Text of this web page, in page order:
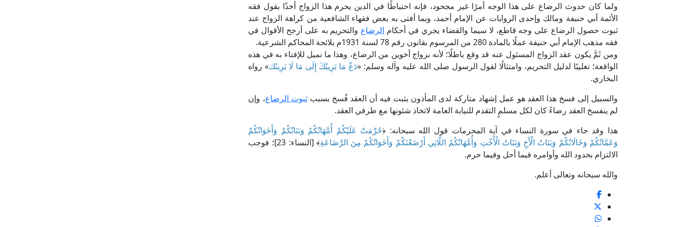
ولما كان حدوث الرضاع على هذا الوجه أمرًا غير مجحود، فإنه احتياطًا في الدين يحرم هذا الزواج أخذًا بقول فقه
الأئمة أبي حنيفة ومالك وإحدى الروايات عن الإمام أحمد، وبما أفتى به بعض فقهاء الشافعية من كراهة الزواج عند
ثبوت حصول الرضاع على وجه قاطع، لا سيما والقضاء يجري في أحكام الرضاع والتحريم به على أرجح الأقوال في
فقه مذهب الإمام أبي حنيفة عملًا بالمادة 280 من المرسوم بقانون رقم 78 لسنة 1931م بلائحة المحاكم الشرعية.
ومن ثَمَّ يكون عقد الزواج المسئول عنه قد وقع باطلًا؛ لأنه بزواج أخوين من الرضاع، وهذا ما نميل للإفتاء به في هذه
الواقعة؛ تغليبًا لدليل التحريم، وامتثالًا لقول الرسول صلى الله عليه وآله وسلم: «دَعْ مَا يَرِيبُكَ إِلَى مَا لَا يَرِيبُك» رواه
البخاري.
والسبيل إلى فسخ هذا العقد هو عمل إشهاد متاركة لدى المأذون يثبت فيه أن العقد فُسخ بسببثبوت الرضاع، وإن
لم ينفسخ العقد رضاءً كان لكل مسلمٍ التقدم للنيابة العامة لاتخاذ شئونها مع طرفي العقد.
هذا وقد جاء في سورة النساء في آية المحرمات قول الله سبحانه: ﴿حُرِّمَتْ عَلَيْكُمْ أُمَّهَاتُكُمْ وَبَنَاتُكُمْ وَأَخَوَاتُكُمْ
وَعَمَّاتُكُمْ وَخَالَاتُكُمْ وَبَنَاتُ الْأَخِ وَبَنَاتُ الْأُخْتِ وَأُمَّهَاتُكُمُ اللَّاتِي أَرْضَعْنَكُمْ وَأَخَوَاتُكُمْ مِنَ الرَّضَاعَةِ
﴾ [النساء: 23]؛ فوجب
الالتزام بحدود الله وأوامره فيما أحل وفيما حرم.
والله سبحانه وتعالى أعلم.